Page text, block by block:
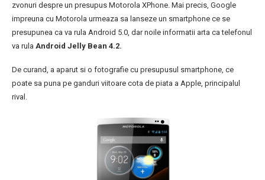
zvonuri despre un presupus Motorola XPhone. Mai precis, Google
impreuna cu Motorola urmeaza sa lanseze un smartphone ce se
presupunea ca va rula Android 5.0, dar noile informatii arta ca telefonul
va rula Android Jelly Bean 4.2.
De curand, a aparut si o fotografie cu presupusul smartphone, ce
poate sa puna pe ganduri viitoare cota de piata a Apple, principalul
rival.